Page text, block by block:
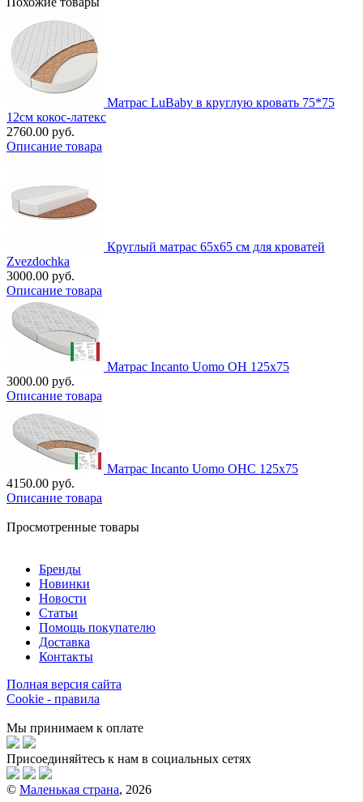
Матрас LuBaby в круглую кровать 75*75
12см кокос-латекс
2760.00 руб.
Описание товара
Круглый матрас 65х65 см для кроватей
Zvezdochka
3000.00 руб.
Описание товара
Матрас Incanto Uomo OН 125х75
3000.00 руб.
Описание товара
Матрас Incanto Uomo OНC 125х75
4150.00 руб.
Описание товара
Просмотренные товары
Бренды
Новинки
Новости
Статьи
Помощь покупателю
Доставка
Контакты
Полная версия сайта
Cookie - правила
Мы принимаем к оплате
Присоединяйтесь к нам в социальных сетях
© Маленькая страна, 2026